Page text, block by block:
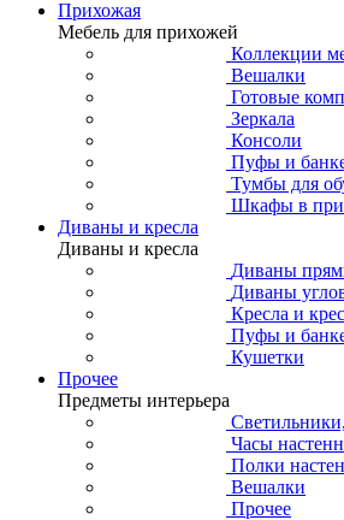
Прихожая
Мебель для прихожей
Коллекции
Вешалки
Готовые
Зеркала
Консоли
Пуфы и
Тумбы для
Шкафы в
Диваны и кресла
Диваны и кресла
Диваны
Диваны
Кресла и
Пуфы и
Кушетки
Прочее
Предметы интерьера
Часы
Полки
Вешалки
Прочее